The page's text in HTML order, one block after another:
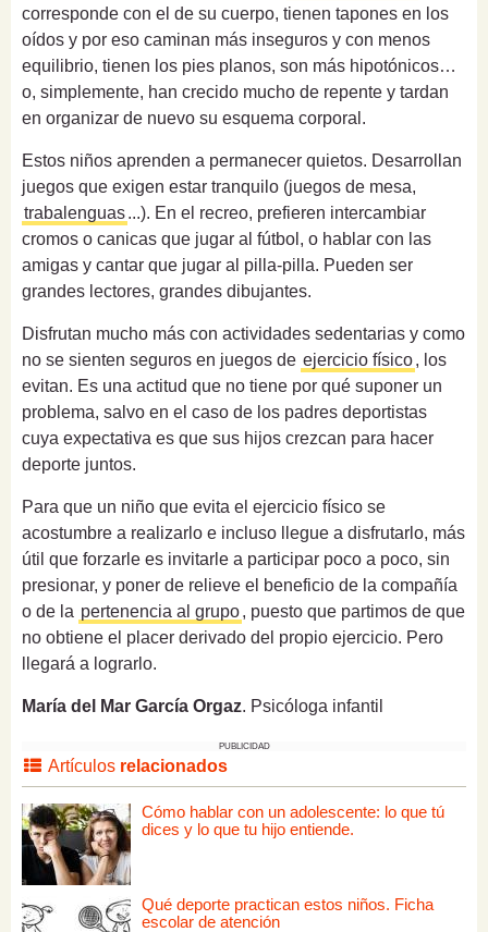
corresponde con el de su cuerpo, tienen tapones en los
oídos y por eso caminan más inseguros y con menos
equilibrio, tienen los pies planos, son más hipotónicos…
o, simplemente, han crecido mucho de repente y tardan
en organizar de nuevo su esquema corporal.
Estos niños aprenden a permanecer quietos. Desarrollan
juegos que exigen estar tranquilo (juegos de mesa,
trabalenguas...). En el recreo, prefieren intercambiar
cromos o canicas que jugar al fútbol, o hablar con las
amigas y cantar que jugar al pilla-pilla. Pueden ser
grandes lectores, grandes dibujantes.
Disfrutan mucho más con actividades sedentarias y como
no se sienten seguros en juegos de ejercicio físico, los
evitan. Es una actitud que no tiene por qué suponer un
problema, salvo en el caso de los padres deportistas
cuya expectativa es que sus hijos crezcan para hacer
deporte juntos.
Para que un niño que evita el ejercicio físico se
acostumbre a realizarlo e incluso llegue a disfrutarlo, más
útil que forzarle es invitarle a participar poco a poco, sin
presionar, y poner de relieve el beneficio de la compañía
o de la pertenencia al grupo, puesto que partimos de que
no obtiene el placer derivado del propio ejercicio. Pero
llegará a lograrlo.
María del Mar García Orgaz. Psicóloga infantil
PUBLICIDAD
Artículos relacionados
Cómo hablar con un adolescente: lo que tú
dices y lo que tu hijo entiende.
Qué deporte practican estos niños. Ficha
escolar de atención